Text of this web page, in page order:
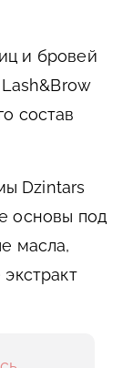
и бровей
состав
Dzintars
основы под
масла,